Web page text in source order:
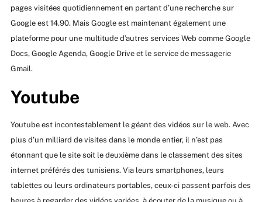
pages visitées quotidiennement en partant d’une recherche sur
Google est 14.90. Mais Google est maintenant également une
plateforme pour une multitude d’autres services Web comme Google
Docs, Google Agenda, Google Drive et le service de messagerie
Gmail.
Youtube
Youtube est incontestablement le géant des vidéos sur le web. Avec
plus d’un milliard de visites dans le monde entier, il n’est pas
étonnant que le site soit le deuxième dans le classement des sites
internet préférés des tunisiens. Via leurs smartphones, leurs
tablettes ou leurs ordinateurs portables, ceux-ci passent parfois des